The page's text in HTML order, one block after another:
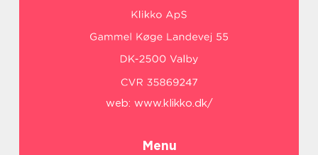
web: www.klikko.dk/
Menu